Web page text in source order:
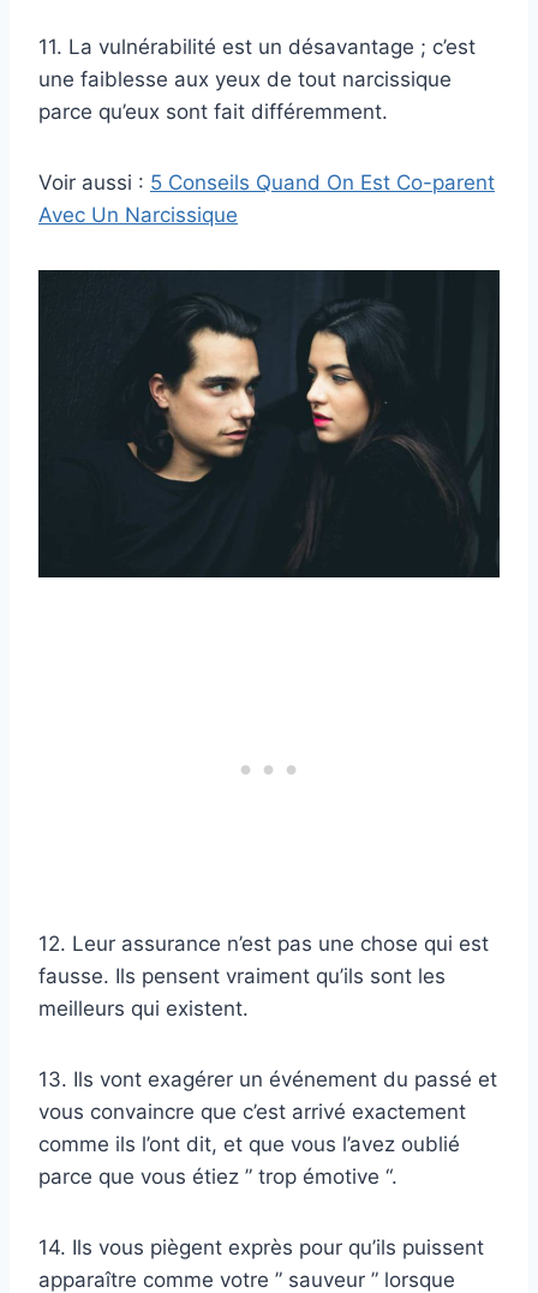
11. La vulnérabilité est un désavantage ; c’est
une faiblesse aux yeux de tout narcissique
parce qu’eux sont fait différemment.
Voir aussi : 5 Conseils Quand On Est Co-parent
Avec Un Narcissique
12. Leur assurance n’est pas une chose qui est
fausse. Ils pensent vraiment qu’ils sont les
meilleurs qui existent.
13. Ils vont exagérer un événement du passé et
vous convaincre que c’est arrivé exactement
comme ils l’ont dit, et que vous l’avez oublié
parce que vous étiez ” trop émotive “.
14. Ils vous piègent exprès pour qu’ils puissent
apparaître comme votre ” sauveur ” lorsque